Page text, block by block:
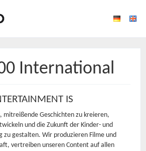
International
IS
mitreißende Geschichten zu kreieren,
und die Zukunft der Kinder- und
zu gestalten. Wir produzieren Filme und
vertreiben unseren Content auf allen